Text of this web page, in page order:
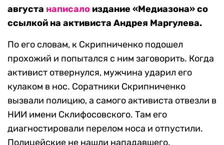
августа написало издание «Медиазона» со
ссылкой на активиста Андрея Маргулева.
По его словам, к Скрипниченко подошел
прохожий и попытался с ним заговорить. Когда
активист отвернулся, мужчина ударил его
кулаком в нос. Соратники Скрипниченко
вызвали полицию, а самого активиста отвезли в
НИИ имени Склифосовского. Там его
диагностировали перелом носа и отпустили.
Полицейские не нашли нападавшего.